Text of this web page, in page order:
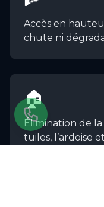
Accès en
chute ni
🏠
Élimination de
tuiles, l’ardoise